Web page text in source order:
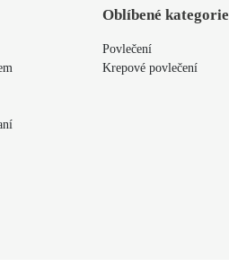
Oblíbené kategorie
Povlečení
Krepové povlečení